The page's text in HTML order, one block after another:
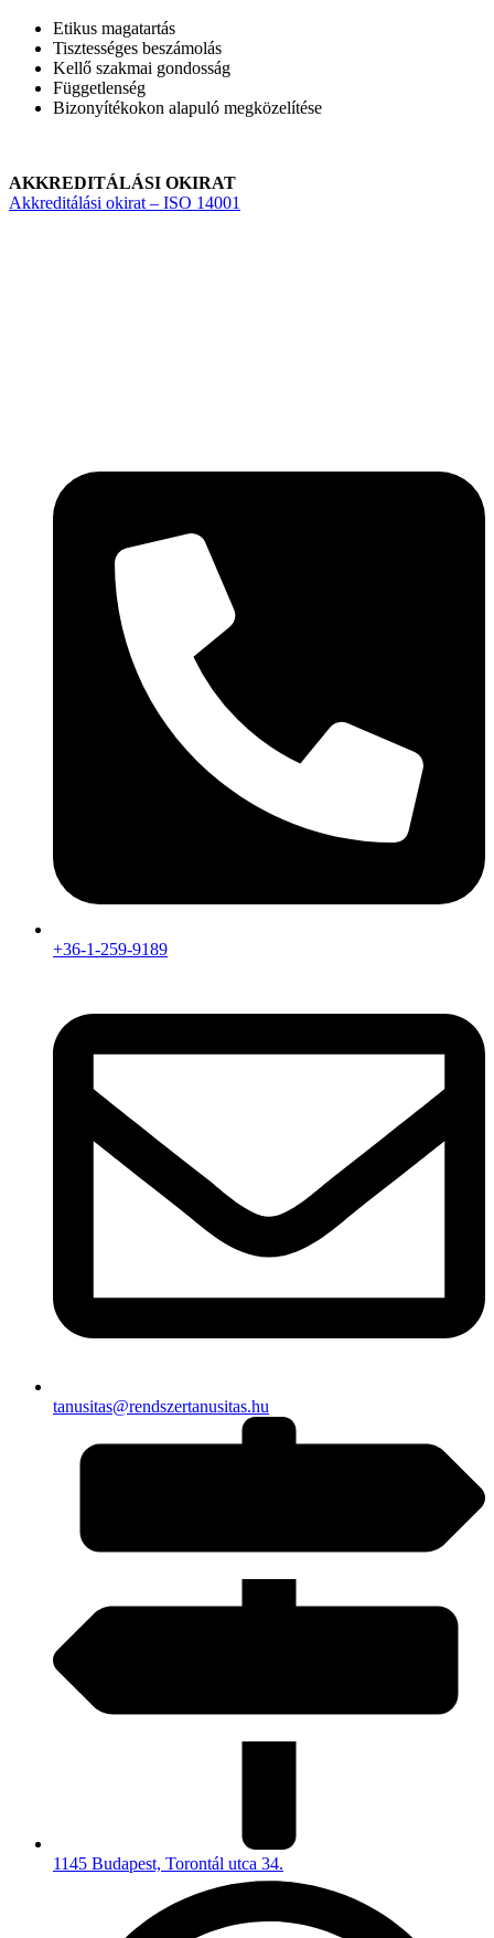
Etikus magatartás
Tisztességes beszámolás
Kellő szakmai gondosság
Függetlenség
Bizonyítékokon alapuló megközelítése
AKKREDITÁLÁSI OKIRAT
Akkreditálási okirat – ISO 14001
+36-1-259-9189
tanusitas@rendszertanusitas.hu
1145 Budapest, Torontál utca 34.